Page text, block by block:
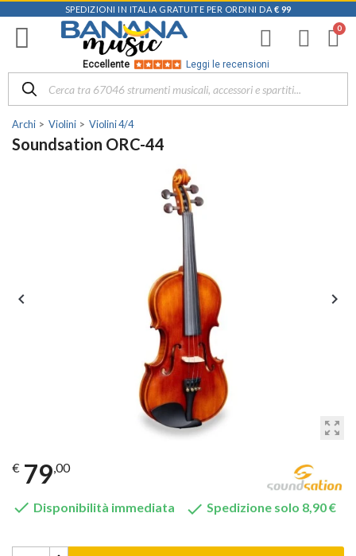
SPEDIZIONI IN ITALIA GRATUITE PER ORDINI DA € 99
Eccellente Leggi le recensioni
Archi Violini Violini 4/4
Soundsation ORC-44
zoom_out_map
 
€ 79,00
 Disponibilità immediata  Spedizione solo 8,90 €